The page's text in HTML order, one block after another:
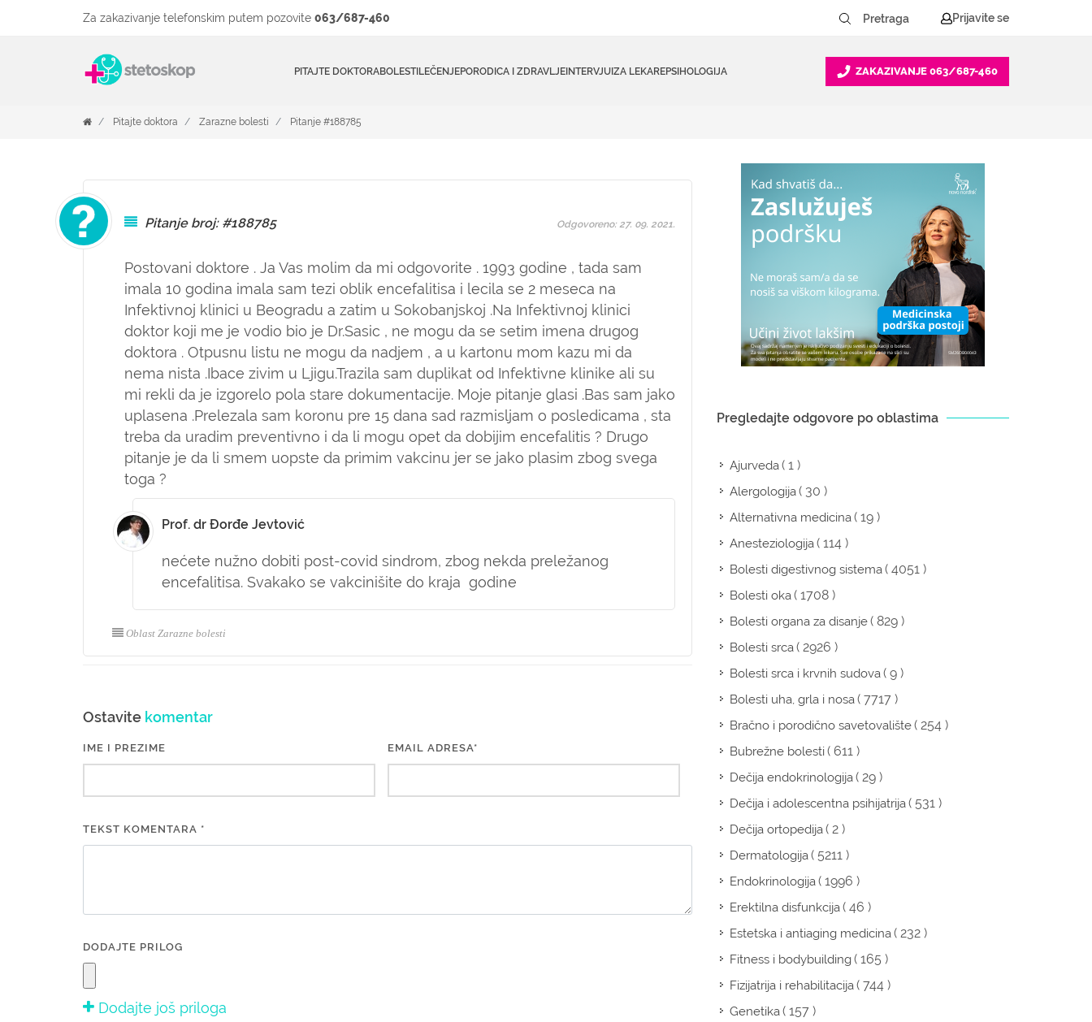
Za zakazivanje telefonskim putem pozovite 063/687-460 Prijavite se
PITAJTE DOKTORABOLESTILEČENJEPORODICA I ZDRAVLJEINTERVJUIZA LEKAREPSIHOLOGIJA ZAKAZIVANJE 063/687-460
Pitajte doktora Zarazne bolesti Pitanje #188785
Pitanje broj: #188785
Postovani doktore . Ja Vas molim da mi odgovorite . 1993 godine , tada sam
imala 10 godina imala sam tezi oblik encefalitisa i lecila se 2 meseca na
Infektivnoj klinici u Beogradu a zatim u Sokobanjskoj .Na Infektivnoj klinici
doktor koji me je vodio bio je Dr.Sasic , ne mogu da se setim imena drugog
doktora . Otpusnu listu ne mogu da nadjem , a u kartonu mom kazu mi da
nema nista .Ibace zivim u Ljigu.Trazila sam duplikat od Infektivne klinike ali su
mi rekli da je izgorelo pola stare dokumentacije. Moje pitanje glasi .Bas sam jako
uplasena .Prelezala sam koronu pre 15 dana sad razmisljam o posledicama , sta
treba da uradim preventivno i da li mogu opet da dobijim encefalitis ? Drugo
pitanje je da li smem uopste da primim vakcinu jer se jako plasim zbog svega
toga ?
Odgovoreno: 27. 09. 2021.
Prof. dr Đorđe Jevtović
nećete nužno dobiti post-covid sindrom, zbog nekda preležanog
encefalitisa. Svakako se vakcinišite do kraja godine
Oblast Zarazne bolesti
Ostavite komentar
IME I PREZIME EMAIL ADRESA*
TEKST KOMENTARA *
DODAJTE PRILOG
Dodajte još priloga
Pregledajte odgovore po oblastima
Ajurveda( 1 )
Alergologija( 30 )
Alternativna medicina( 19 )
Anesteziologija( 114 )
Bolesti digestivnog sistema( 4051 )
Bolesti oka( 1708 )
Bolesti organa za disanje( 829 )
Bolesti srca( 2926 )
Bolesti srca i krvnih sudova( 9 )
Bolesti uha, grla i nosa( 7717 )
Bračno i porodično savetovalište( 254 )
Bubrežne bolesti( 611 )
Dečija endokrinologija( 29 )
Dečija i adolescentna psihijatrija( 531 )
Dečija ortopedija( 2 )
Dermatologija( 5211 )
Endokrinologija( 1996 )
Erektilna disfunkcija( 46 )
Estetska i antiaging medicina( 232 )
Fitness i bodybuilding( 165 )
Fizijatrija i rehabilitacija( 744 )
Genetika( 157 )